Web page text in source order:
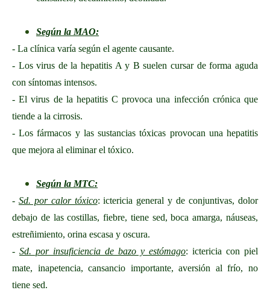
Según la MAO:
- La clínica varía según el agente causante.
- Los virus de la hepatitis A y B suelen cursar de forma aguda
con síntomas intensos.
- El virus de la hepatitis C provoca una infección crónica que
tiende a la cirrosis.
- Los fármacos y las sustancias tóxicas provocan una hepatitis
que mejora al eliminar el tóxico.
Según la MTC:
- Sd. por calor tóxico: ictericia general y de conjuntivas, dolor
debajo de las costillas, fiebre, tiene sed, boca amarga, náuseas,
estreñimiento, orina escasa y oscura.
- Sd. por insuficiencia de bazo y estómago: ictericia con piel
mate, inapetencia, cansancio importante, aversión al frío, no
tiene sed.